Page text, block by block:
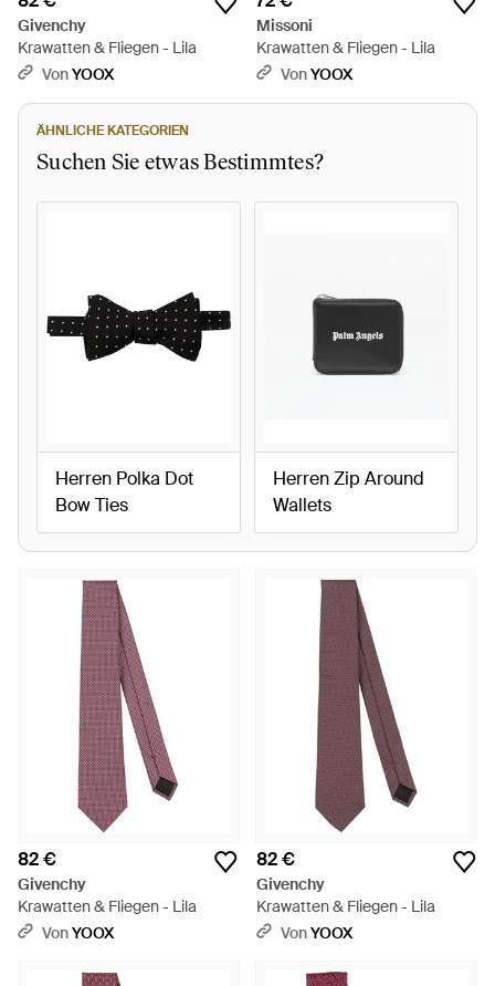
Givenchy
Krawatten & Fliegen - Lila
VonYOOX
ÄHNLICHE KATEGORIEN
Suchen Sie etwas Bestimmtes?
Herren Polka Dot
Bow Ties
Herren Zip Around
Wallets
Missoni
Krawatten & Fliegen - Lila
VonYOOX
82 €
Givenchy
Krawatten & Fliegen - Lila
VonYOOX
82 €
Givenchy
Krawatten & Fliegen - Lila
VonYOOX